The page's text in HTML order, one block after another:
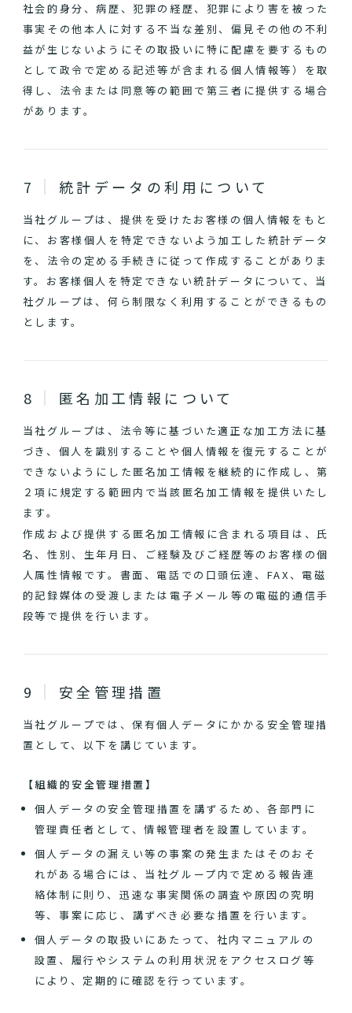
社会的身分、病歴、犯罪の経歴、犯罪により害を被った
事実その他本人に対する不当な差別、偏見その他の不利
益が生じないようにその取扱いに特に配慮を要するもの
として政令で定める記述等が含まれる個人情報等）を取
得し、法令または同意等の範囲で第三者に提供する場合
があります。
統計データの利用について
当社グループは、提供を受けたお客様の個人情報をもと
に、お客様個人を特定できないよう加工した統計データ
を、法令の定める手続きに従って作成することがありま
す。お客様個人を特定できない統計データについて、当
社グループは、何ら制限なく利用することができるもの
とします。
匿名加工情報について
当社グループは、法令等に基づいた適正な加工方法に基
づき、個人を識別することや個人情報を復元することが
できないようにした匿名加工情報を継続的に作成し、第
２項に規定する範囲内で当該匿名加工情報を提供いたし
ます。
作成および提供する匿名加工情報に含まれる項目は、氏
名、性別、生年月日、ご経験及びご経歴等のお客様の個
人属性情報です。書面、電話での口頭伝達、FAX、電磁
的記録媒体の受渡しまたは電子メール等の電磁的通信手
段等で提供を行います。
安全管理措置
当社グループでは、保有個人データにかかる安全管理措
置として、以下を講じています。
【組織的安全管理措置】
個人データの安全管理措置を講ずるため、各部門に
管理責任者として、情報管理者を設置しています。
個人データの漏えい等の事案の発生またはそのおそ
れがある場合には、当社グループ内で定める報告連
絡体制に則り、迅速な事実関係の調査や原因の究明
等、事案に応じ、講ずべき必要な措置を行います。
個人データの取扱いにあたって、社内マニュアルの
設置、履行やシステムの利用状況をアクセスログ等
により、定期的に確認を行っています。